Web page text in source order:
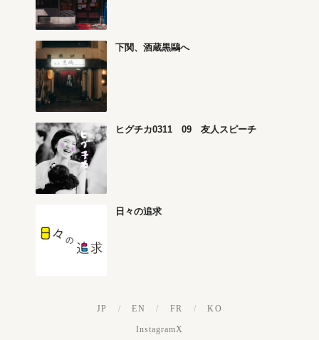
下関、酒蔵黒鷗へ
ヒグチカ0311 09 友人スピーチ
日々の追求
JP / EN / FR / KO
InstagramX